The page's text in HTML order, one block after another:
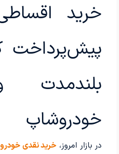
خرید
پیش‌پرداخت
بلندمدت
خودروشاپ
در بازار امروز، خرید نقدی خودرو